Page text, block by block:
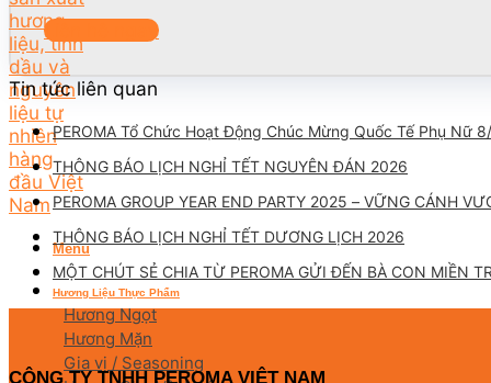
Menu
Hương Liệu Thực Phẩm
Hương Ngọt
Hương Mặn
Gia vị / Seasoning
Liên hệ ngay
Tin tức liên quan
PEROMA Tổ Chức Hoạt Động Chúc Mừng Quốc Tế Phụ Nữ
THÔNG BÁO LỊCH NGHỈ TẾT NGUYÊN ĐÁN 2026
PEROMA GROUP YEAR END PARTY 2025 – VỮNG CÁNH
THÔNG BÁO LỊCH NGHỈ TẾT DƯƠNG LỊCH 2026
MỘT CHÚT SẺ CHIA TỪ PEROMA GỬI ĐẾN BÀ CON MIỀN
CÔNG TY TNHH PEROMA VIỆT NAM